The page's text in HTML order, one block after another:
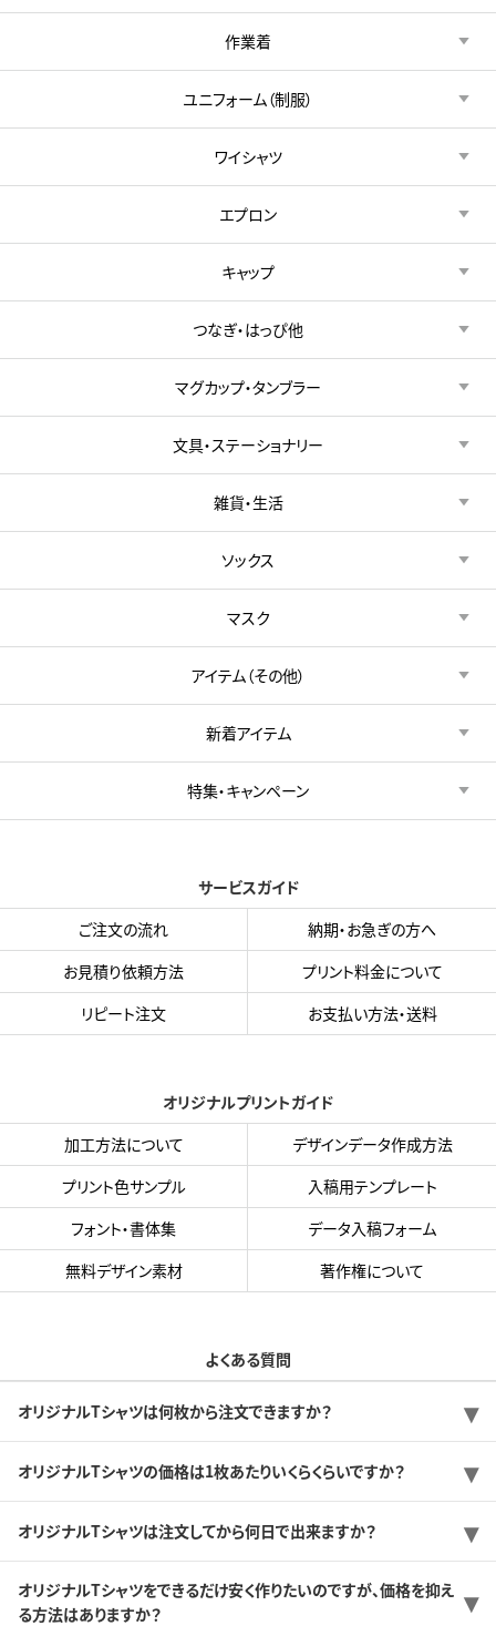
作業着
ユニフォーム（制服）
ワイシャツ
エプロン
キャップ
つなぎ・はっぴ他
マグカップ・タンブラー
文具・ステーショナリー
雑貨・生活
ソックス
マスク
アイテム（その他）
新着アイテム
特集・キャンペーン
サービスガイド
ご注文の流れ
納期・お急ぎの方へ
お見積り依頼方法
プリント料金について
リピート注文
お支払い方法・送料
オリジナルプリントガイド
加工方法について
デザインデータ作成方法
プリント色サンプル
入稿用テンプレート
フォント・書体集
データ入稿フォーム
無料デザイン素材
著作権について
よくある質問
オリジナルTシャツは何枚から注文できますか？
オリジナルTシャツの価格は1枚あたりいくらくらいですか？
オリジナルTシャツは注文してから何日で出来ますか？
オリジナルTシャツをできるだけ安く作りたいのですが、価格を抑え
る方法はありますか？